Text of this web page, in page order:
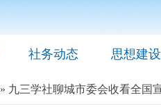
社务动态 思想建设
» 九三学社聊城市委会收看全国